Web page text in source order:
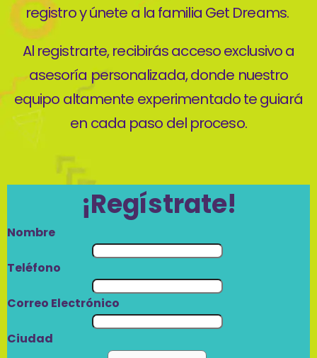
registro y únete a la familia Get Dreams.
Al registrarte, recibirás acceso exclusivo a
asesoría personalizada, donde nuestro
equipo altamente experimentado te guiará
en cada paso del proceso.
¡Regístrate!
Nombre
Teléfono
Correo Electrónico
Ciudad